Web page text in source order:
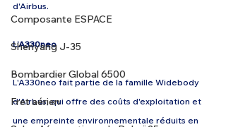
Composante ESPACE
Shenyang J-35
Bombardier Global 6500
Fret aérien
d'Airbus.
L’A330neo
L'A330neo fait partie de la famille Widebody
d'Airbus, qui offre des coûts d'exploitation et
une empreinte environnementale réduits en